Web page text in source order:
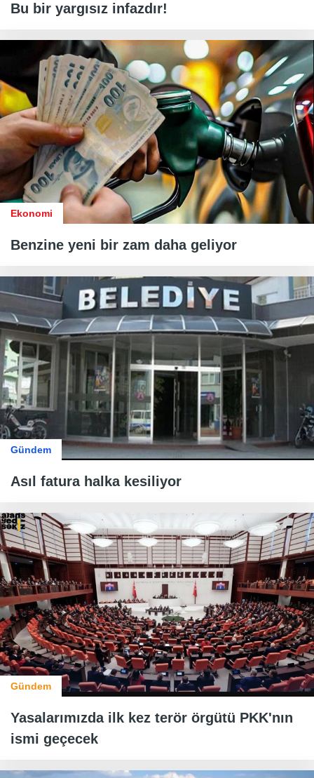
Bu bir yargısız infazdır!
Ekonomi
Benzine yeni bir zam daha geliyor
Gündem
Asıl fatura halka kesiliyor
Gündem
Yasalarımızda ilk kez terör örgütü PKK'nın
ismi geçecek